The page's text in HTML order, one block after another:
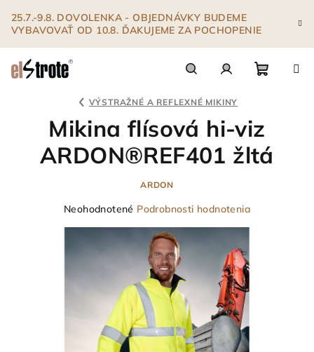
obsah
25.7.-9.8. DOVOLENKA - OBJEDNÁVKY BUDEME
VYBAVOVAŤ OD 10.8. ĎAKUJEME ZA POCHOPENIE
košík
VÝSTRAŽNÉ A REFLEXNÉ MIKINY
Mikina flísová hi-viz
ARDON®REF401 žltá
ARDON
Priemerné
z
hviezdičiek.
Neohodnotené Podrobnosti hodnotenia